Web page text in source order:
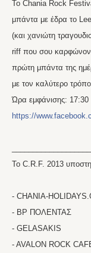
Το Chania Rock
μπάντα με έδρα το
(και χανιώτη
riff που σου
πρώτη μπάντα της
με τον καλύτερο
Ώρα εμφάνισης: 17:30
https://
To C.R.F. 2013
- CHANIA-
- BP ΠΟΛΕΝΤΑΣ
- GELASAKIS
- AVALON ROCK